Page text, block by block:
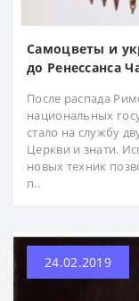
Самоцветы и
до Ренессанса
После распада
национальных
стало на службу
Церкви и знати.
новых техник
п..
24.02.2019